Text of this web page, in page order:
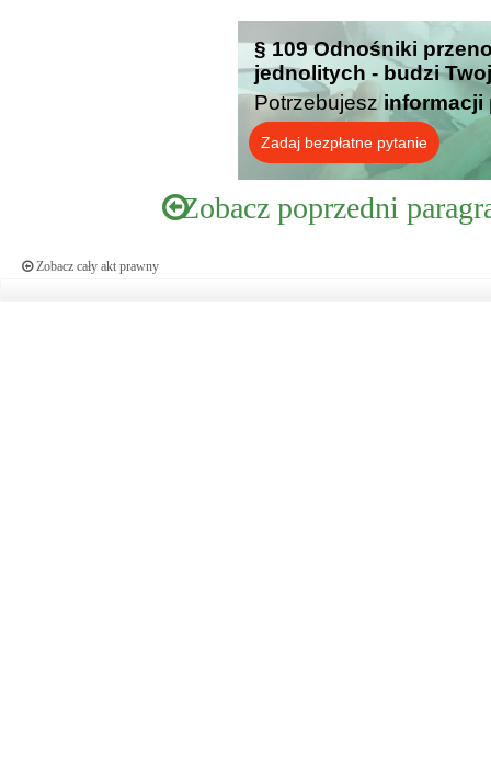
§ 109 Odnośniki
jednolitych - budzi
Potrzebujesz informacji
Zadaj bezpłatne pytanie
Zobacz poprzedni
Zobacz cały akt prawny